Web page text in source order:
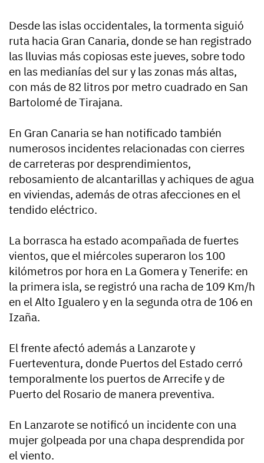
Desde las islas occidentales, la tormenta siguió
ruta hacia Gran Canaria, donde se han registrado
las lluvias más copiosas este jueves, sobre todo
en las medianías del sur y las zonas más altas,
con más de 82 litros por metro cuadrado en San
Bartolomé de Tirajana.
En Gran Canaria se han notificado también
numerosos incidentes relacionadas con cierres
de carreteras por desprendimientos,
rebosamiento de alcantarillas y achiques de agua
en viviendas, además de otras afecciones en el
tendido eléctrico.
La borrasca ha estado acompañada de fuertes
vientos, que el miércoles superaron los 100
kilómetros por hora en La Gomera y Tenerife: en
la primera isla, se registró una racha de 109 Km/h
en el Alto Igualero y en la segunda otra de 106 en
Izaña.
El frente afectó además a Lanzarote y
Fuerteventura, donde Puertos del Estado cerró
temporalmente los puertos de Arrecife y de
Puerto del Rosario de manera preventiva.
En Lanzarote se notificó un incidente con una
mujer golpeada por una chapa desprendida por
el viento.